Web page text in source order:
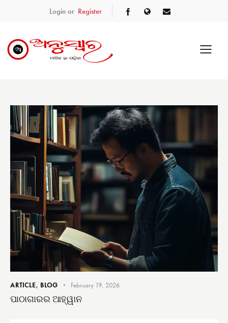
Login or Register
ARTICLE, BLOG February 19, 2026
ପାଠାଗାରର ଆହ୍ୱାନ